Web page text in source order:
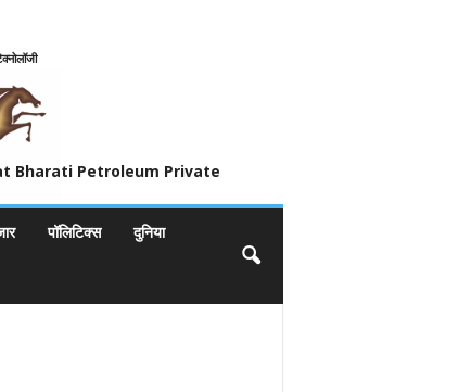
Bharati Petroleum Private
पॉलिटिक्स दुनिया